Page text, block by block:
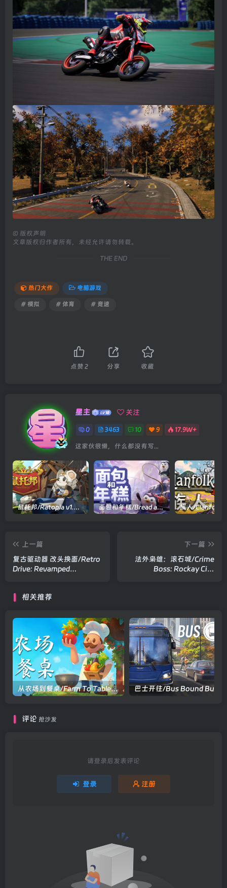
© 版权声明
文章版权归作者所有，未经允许请勿转载。
THE END
热门大作 电脑游戏
# 模拟 # 体育 # 竞速
点赞 2 分享 收藏
星主 关注
0 3463 10 9 17.9W+
这家伙很懒，什么都没有写...
鼠托邦/Ratopia v1.0.0530|策略模拟|容量2.9GB|官方中文版 面包和年糕/Bread and Fred Build.21411256|动作冒险|容量1.1GB|官方中文版
上一篇
复古驱动器 改头换面/Retro
Drive: Revamped
下一篇
法外枭雄：滚石城/Crime
Boss: Rockay City
相关推荐
从农场到餐桌/Farm To Table Build.23657702|模拟经营|容量2.3GB|官方中文版
评论 抢沙发
请登录后发表评论
登录 注册